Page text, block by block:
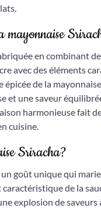
mayonnaise
en combinant
avec des éléments
épicée de la
et une saveur
harmonieuse fait
cuisine.
Sriracha?
goût unique qui
de la
explosion de